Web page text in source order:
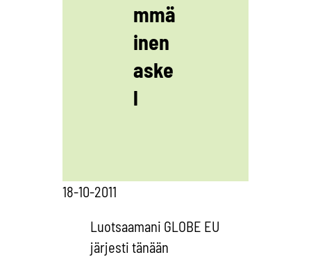
mmä
inen
aske
l
18-10-2011
Luotsaamani GLOBE EU
järjesti tänään